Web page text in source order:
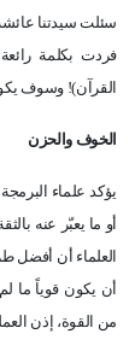
سئلت سيدتنا
فردت بكلمة
القرآن)! وسوف
الخوف والحزن
يؤكد علماء
أو ما يعبّر عنه
العلماء أن أفضل
أن يكون قوياً ما
من القوة، إذن